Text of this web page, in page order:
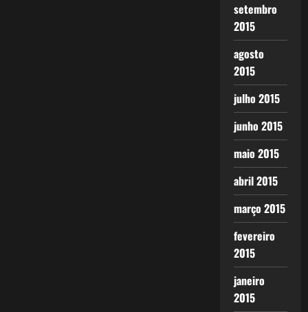
setembro
2015
agosto
2015
julho 2015
junho 2015
maio 2015
abril 2015
março 2015
fevereiro
2015
janeiro
2015